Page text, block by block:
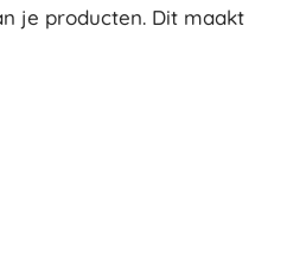
je producten. Dit maakt